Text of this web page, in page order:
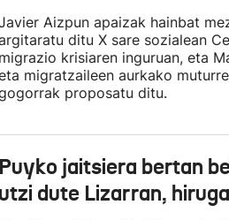
Aizpun apaizak hainbat
ditu X sare sozialean
krisiaren inguruan, eta
migratzaileen aurkako
proposatu ditu.
jaitsiera bertan
dute Lizarran,